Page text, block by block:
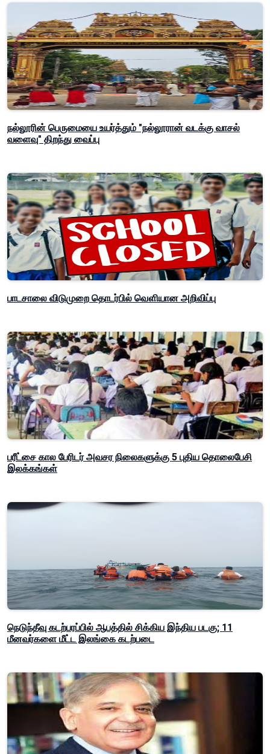
நல்லூரின் பெருமையை உயர்த்தும் "நல்லூரான் வடக்கு வாசல்
வளைவு" திறந்து வைப்பு
பாடசாலை விடுமுறை தொடர்பில் வௌியான அறிவிப்பு
பரீட்சை கால பேரிடர் அவசர நிலைகளுக்கு 5 புதிய தொலைபேசி
இலக்கங்கள்
நெடுந்தீவு கடற்பரப்பில் ஆபத்தில் சிக்கிய இந்திய படகு; 11
மீனவர்களை மீட்ட இலங்கை கடற்படை